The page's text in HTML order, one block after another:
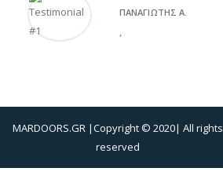
ΠΑΝΑΓΙΏΤΗΣ Α.
,
MARDOORS.GR |Copyright © 2020| All rights
reserved